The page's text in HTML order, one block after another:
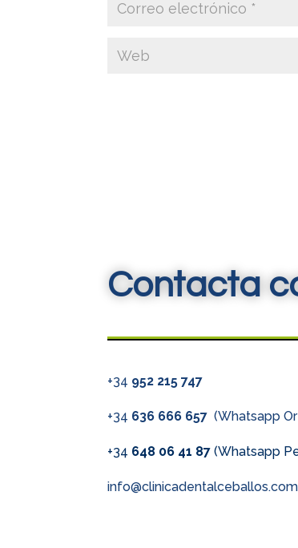
Contacta
+34 952 215 747
+34 636 666 657(Whatsapp
+34 648 06 41 87 (Whatsapp
info@clinicadentalceballos.com